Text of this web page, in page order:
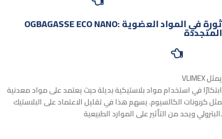
OGBAGASSE ECO NANO: ثورة في المواد العضوية
المتجددة
VLIMEX يمثل
ابتكارًا في استخدام مواد بلاستيكية بديلة حيث يعتمد على مواد معدنية
مثل كربونات الكالسيوم. يسهم هذا في تقليل الاعتماد على البلاستيك
البترولي ويحد من التأثير على الموارد الطبيعية.